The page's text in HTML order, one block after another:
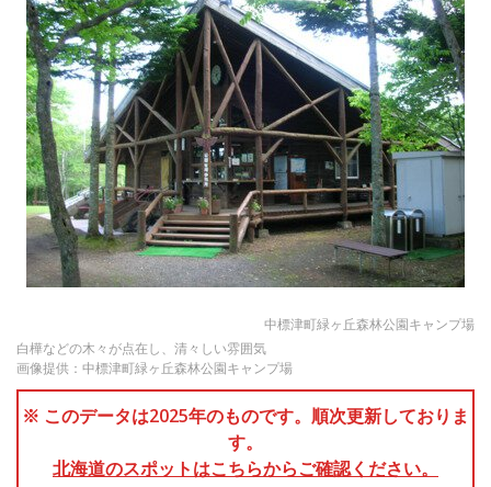
中標津町緑ヶ丘森林公園キャンプ場
白樺などの木々が点在し、清々しい雰囲気
画像提供：中標津町緑ヶ丘森林公園キャンプ場
※ このデータは2025年のものです。順次更新しておりま
す。
北海道のスポットはこちらからご確認ください。